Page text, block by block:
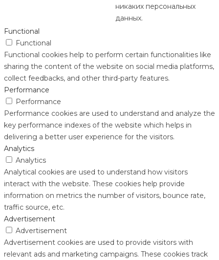
никаких персональных
данных.
Functional
Functional
Functional cookies help to perform certain functionalities like
sharing the content of the website on social media platforms,
collect feedbacks, and other third-party features.
Performance
Performance
Performance cookies are used to understand and analyze the
key performance indexes of the website which helps in
delivering a better user experience for the visitors.
Analytics
Analytics
Analytical cookies are used to understand how visitors
interact with the website. These cookies help provide
information on metrics the number of visitors, bounce rate,
traffic source, etc.
Advertisement
Advertisement
Advertisement cookies are used to provide visitors with
relevant ads and marketing campaigns. These cookies track